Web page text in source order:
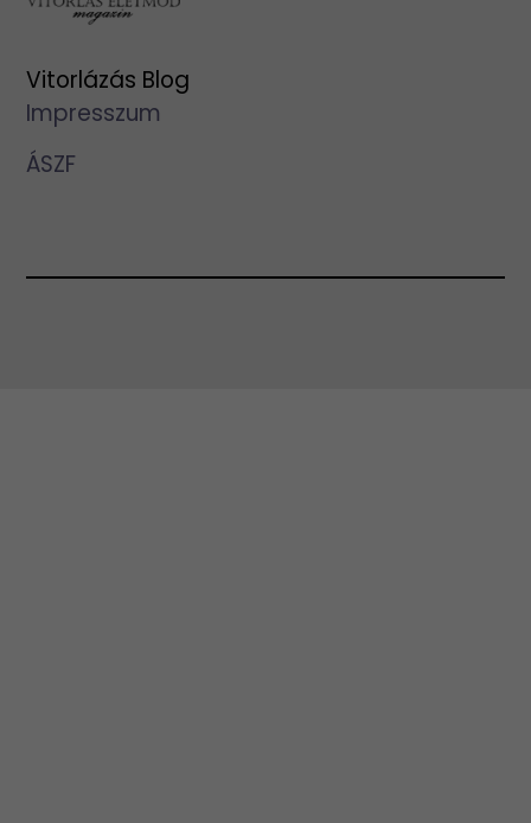
Vitorlázás Blog
Impresszum
ÁSZF